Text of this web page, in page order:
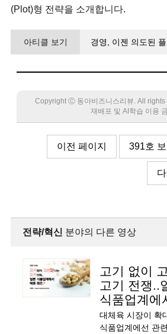
(Plot)형 전략을 소개합니다.
아티클 보기
경영, 이젠 의도된
Copyright Ⓒ 동아비즈니스리뷰. All rights
재배포 및 AI학습 이용
이전 페이지 391호 보
전략/혁신 분야의 다른 영상
고기 없이
고기 전쟁..
식품업계에
대체육 시장이 확
식품업계에선 관